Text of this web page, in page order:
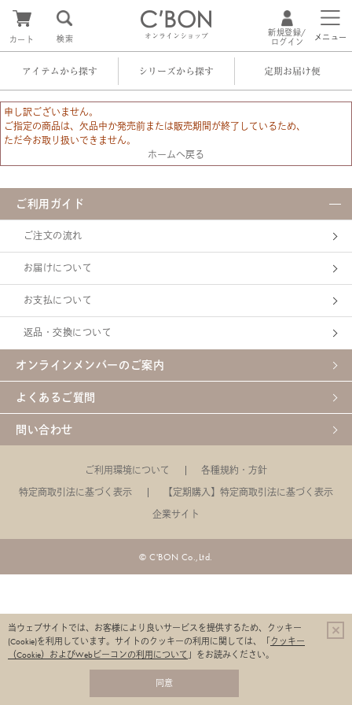
オンラインショップ
カート 検索
新規登録/
ログイン
メニュー
アイテムから探す シリーズから探す 定期お届け便
申し訳ございません。
ご指定の商品は、欠品中か発売前または販売期間が終了しているため、
ただ今お取り扱いできません。
ホームへ戻る
ご利用ガイド
ご注文の流れ
お届けについて
お支払について
返品・交換について
オンラインメンバーのご案内
よくあるご質問
問い合わせ
ご利用環境について
各種規約・方針
特定商取引法に基づく表示
【定期購入】特定商取引法に基づく表示
企業サイト
© C'BON Co.,Ltd.
当ウェブサイトでは、お客様により良いサービスを提供するため、クッキー
(Cookie)を利用しています。 サイトのクッキーの利用に関しては、「 クッキー
（Cookie）およびWebビーコンの利用について 」をお読みください。
同意